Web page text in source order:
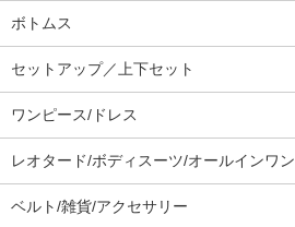
ボトムス
セットアップ／上下セット
ワンピース/ドレス
レオタード/ボディスーツ/オールインワン
ベルト/雑貨/アクセサリー